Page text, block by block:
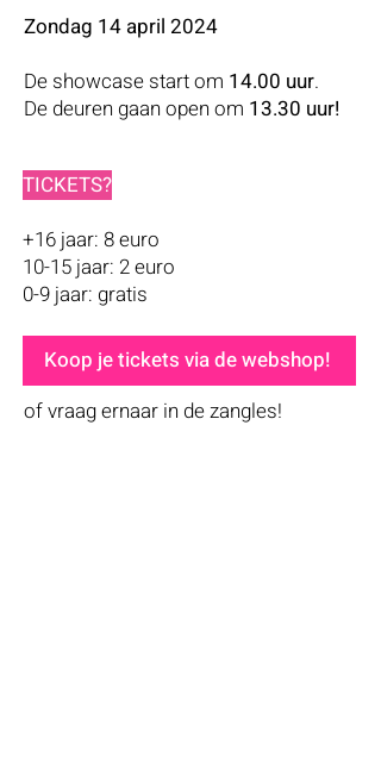
Zondag 14 april 2024
De showcase start om 14.00 uur.
De deuren gaan open om 13.30 uur!
TICKETS?
+16 jaar: 8 euro
10-15 jaar: 2 euro
0-9 jaar: gratis
Koop je tickets via de webshop!
of vraag ernaar in de zangles!